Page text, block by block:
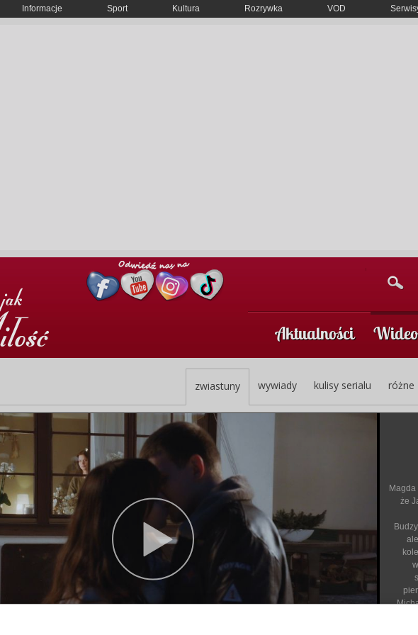
Informacje Sport Kultura Rozrywka VOD
Aktualności Wideo
różne
kulisy serialu
wywiady
zwiastuny
że